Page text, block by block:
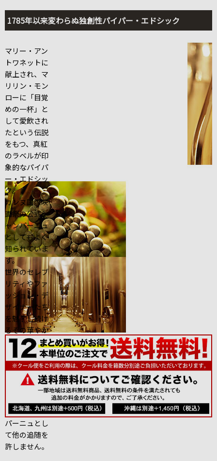
1785年以来変わらぬ独創性パイパー・エドシック
マリー・アン
トワネットに
献上され、マ
リリン・モン
ローに「目覚
めの一杯」と
して愛飲され
たという伝説
をもつ、真紅
のラベルが印
象的なパイパ
ー・エドシッ
ク。
カンヌ国際映
画祭の公式シ
ャンパーニュ
としてもよく
知られていま
す。
世界のセレブ
リティやファ
ッション・デ
ザイナーたち
を魅了し続け
るその華やか
さは、個性的
なクリエイタ
ーとのコラボ
レーションに
も表現されて
で粋なシャン
パーニュとし
て他の追随を
許しません。